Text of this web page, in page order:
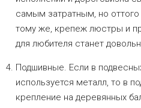
самым затратным, но
тому же, крепеж люстры и
для любителя станет
Подшивные. Если в
используется металл, то в
крепление на деревянных